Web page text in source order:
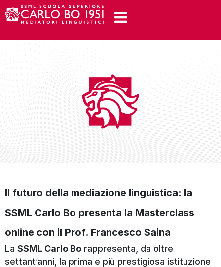
Il futuro della mediazione linguistica: la
SSML Carlo Bo presenta la Masterclass
online con il Prof. Francesco Saina
La SSML Carlo Bo rappresenta, da oltre
settant’anni, la prima e più prestigiosa istituzione